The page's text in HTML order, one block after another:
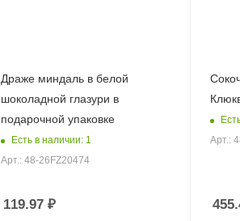
Драже миндаль в белой
шоколадной глазури в
подарочной упаковке
Есть в наличии: 1
Арт.: 48-26FZ20474
119.97₽
Арт.: